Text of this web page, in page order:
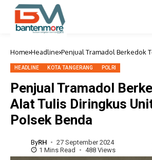
Home Headline Penjual Tramadol Berkedok
HEADLINE KOTA TANGERANG POLRI
Penjual Tramadol
Alat Tulis Diringkus
Polsek Benda
ByRH
27 September 2024
1 Mins Read
488 Views